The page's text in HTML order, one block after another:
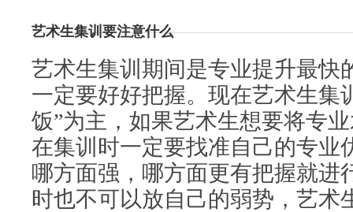
艺术生集训要注意什么
艺术生集训期间是专业提升最快
一定要好好把握。现在艺术生集
饭”为主，如果艺术生想要将专
在集训时一定要找准自己的专业
哪方面强，哪方面更有把握就进
时也不可以放自己的弱势，艺术